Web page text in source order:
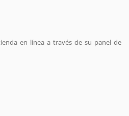
en línea a través de su panel de